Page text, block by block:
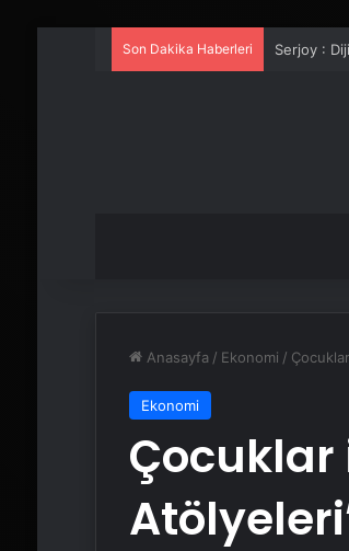
Son Dakika Haberleri UETDS
Anasayfa / Ekonomi /
Ekonomi
Çocuklar